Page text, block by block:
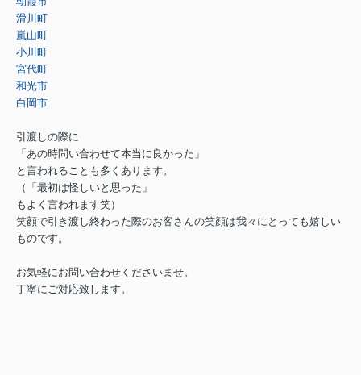
滑川町
嵐山町
小川町
宮代町
和光市
白岡市
引渡しの際に
「あの時問い合わせて本当に良かった」
と言われることも多くあります。
（「最初は怪しいと思った」
もよく言われます笑）
笑顔で引き渡し終わった際のお客さんの笑顔は我々にとっても嬉しい
ものです。
お気軽にお問い合わせくださいませ。
丁寧にご対応致します。